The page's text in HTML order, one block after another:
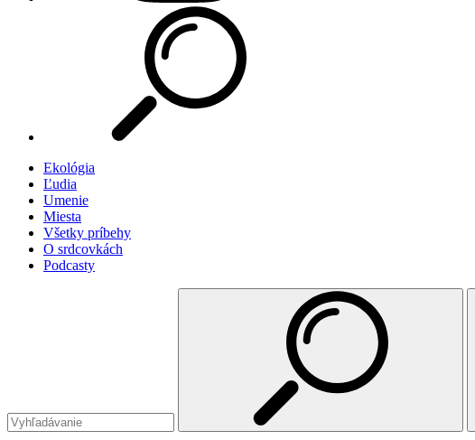
Ekológia
Ľudia
Umenie
Miesta
Všetky príbehy
O srdcovkách
Podcasty